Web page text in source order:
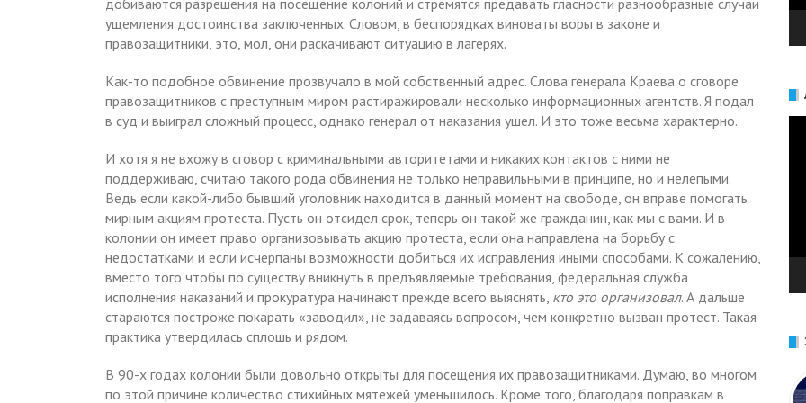
добиваются разрешения на посещение колоний и стремятся предавать гласности разнообразные случаи
ущемления достоинства заключенных. Словом, в беспорядках виноваты воры в законе и
правозащитники, это, мол, они раскачивают ситуацию в лагерях.
Как-то подобное обвинение прозвучало в мой собственный адрес. Слова генерала Краева о сговоре
правозащитников с преступным миром растиражировали несколько информационных агентств. Я подал
в суд и выиграл сложный процесс, однако генерал от наказания ушел. И это тоже весьма характерно.
И хотя я не вхожу в сговор с криминальными авторитетами и никаких контактов с ними не
поддерживаю, считаю такого рода обвинения не только неправильными в принципе, но и нелепыми.
Ведь если какой-либо бывший уголовник находится в данный момент на свободе, он вправе помогать
мирным акциям протеста. Пусть он отсидел срок, теперь он такой же гражданин, как мы с вами. И в
колонии он имеет право организовывать акцию протеста, если она направлена на борьбу с
недостатками и если исчерпаны возможности добиться их исправления иными способами. К сожалению,
вместо того чтобы по существу вникнуть в предъявляемые требования, федеральная служба
исполнения наказаний и прокуратура начинают прежде всего выяснять, кто это организовал. А дальше
стараются построже покарать «заводил», не задаваясь вопросом, чем конкретно вызван протест. Такая
практика утвердилась сплошь и рядом.
В 90-х годах колонии были довольно открыты для посещения их правозащитниками. Думаю, во многом
по этой причине количество стихийных мятежей уменьшилось. Кроме того, благодаря поправкам в